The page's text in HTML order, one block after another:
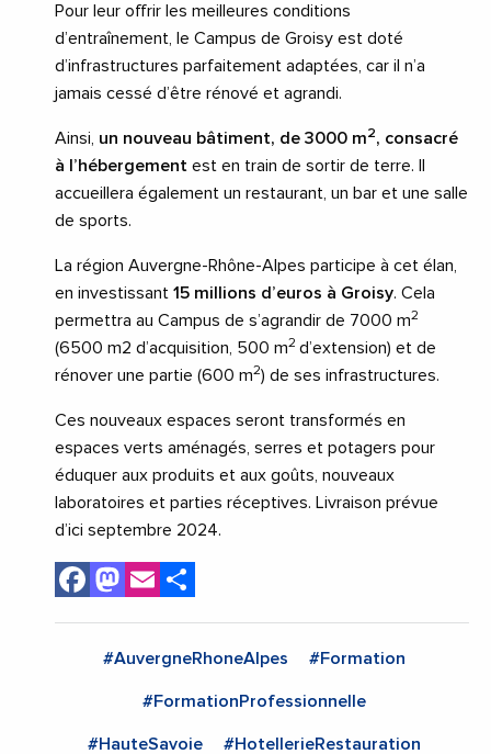
Pour leur offrir les meilleures conditions
d’entraînement, le Campus de Groisy est doté
d’infrastructures parfaitement adaptées, car il n’a
jamais cessé d’être rénové et agrandi.
Ainsi, un nouveau bâtiment, de 3000 m2, consacré
à l’hébergement est en train de sortir de terre. Il
accueillera également un restaurant, un bar et une salle
de sports.
La région Auvergne-Rhône-Alpes participe à cet élan,
en investissant 15 millions d’euros à Groisy. Cela
permettra au Campus de s’agrandir de 7000 m2
(6500 m2 d’acquisition, 500 m2 d’extension) et de
rénover une partie (600 m2) de ses infrastructures.
Ces nouveaux espaces seront transformés en
espaces verts aménagés, serres et potagers pour
éduquer aux produits et aux goûts, nouveaux
laboratoires et parties réceptives. Livraison prévue
d’ici septembre 2024.
Facebook
Mastodon
Email
#AuvergneRhoneAlpes #Formation
#FormationProfessionnelle
#HauteSavoie #HotellerieRestauration